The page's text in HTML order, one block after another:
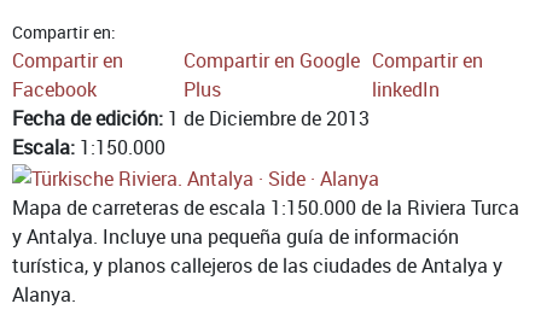
Compartir en:
Compartir en
Facebook
Compartir en Google
Plus
Compartir en
linkedIn
Fecha de edición: 1 de Diciembre de 2013
Escala: 1:150.000
Mapa de carreteras de escala 1:150.000 de la Riviera Turca
y Antalya. Incluye una pequeña guía de información
turística, y planos callejeros de las ciudades de Antalya y
Alanya.